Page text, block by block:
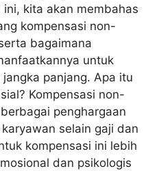
kita akan membahas
kompensasi non-
bagaimana
untuk
panjang. Apa itu
Kompensasi non-
penghargaan
selain gaji dan
kompensasi ini lebih
dan psikologis